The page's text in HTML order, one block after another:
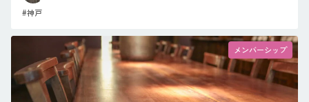
#神戸
メンバーシップ